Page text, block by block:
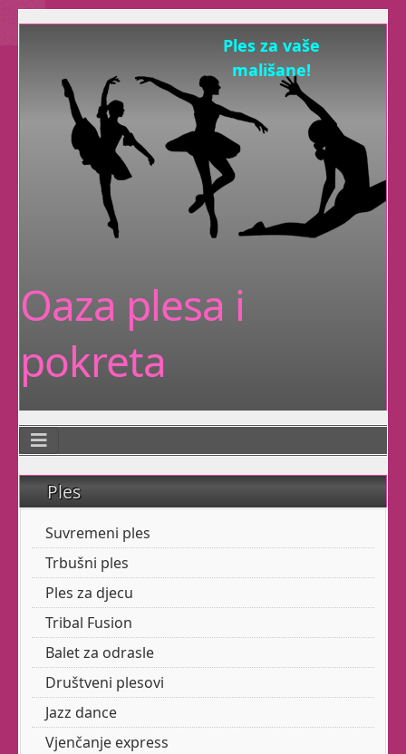
Ples za vaše
mališane!
Udruga Pokret
kroz igru
razvija Vašim mališanima
fleksibilnost,
koordinaciju, preciznost,
ravnotežu i snagu
Niste sigurni jeste li Vi
Smijeteli vi uopće
Možeteli?
Kako ćedrugireagirati?
Trbušni ples
Oaza plesa i
pokreta
Ples
Suvremeni ples
Trbušni ples
Ples za djecu
Tribal Fusion
Balet za odrasle
Društveni plesovi
Jazz dance
Vjenčanje express